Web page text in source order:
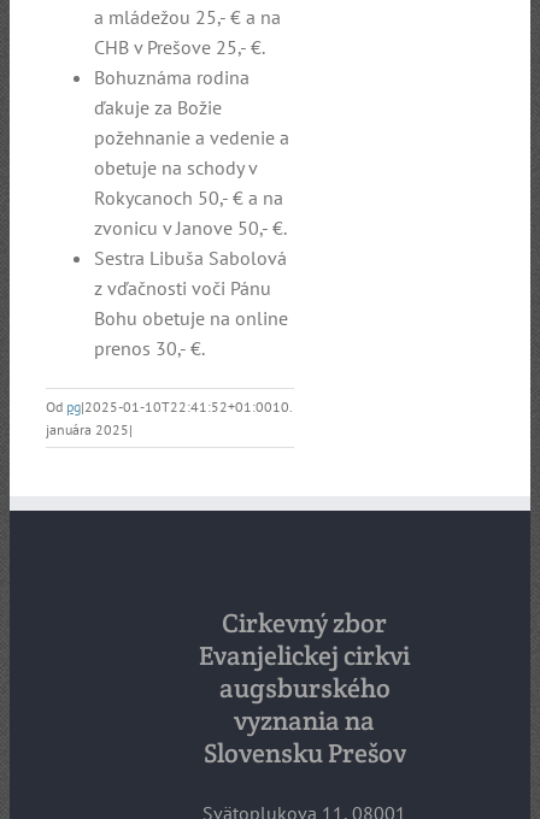
a mládežou 25,- € a na
CHB v Prešove 25,- €.
Bohuznáma rodina
ďakuje za Božie
požehnanie a vedenie a
obetuje na schody v
Rokycanoch 50,- € a na
zvonicu v Janove 50,- €.
Sestra Libuša Sabolová
z vďačnosti voči Pánu
Bohu obetuje na online
prenos 30,- €.
Od pg|2025-01-10T22:41:52+01:0010.
januára 2025|
Cirkevný zbor
Evanjelickej cirkvi
augsburského
vyznania na
Slovensku Prešov
Svätoplukova 11, 08001